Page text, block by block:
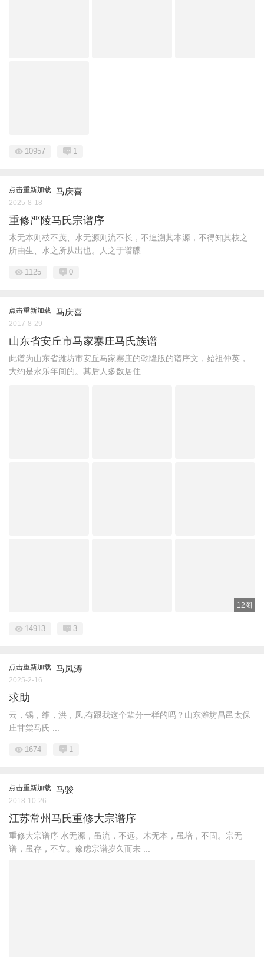
10957 1
点击重新加载 马庆喜
2025-8-18
重修严陵马氏宗谱序
木无本则枝不茂、水无源则流不长，不追溯其本源，不得知其枝之
所由生、水之所从出也。人之于谱牒 ...
1125 0
点击重新加载 马庆喜
2017-8-29
山东省安丘市马家寨庄马氏族谱
此谱为山东省潍坊市安丘马家寨庄的乾隆版的谱序文，始祖仲英，
大约是永乐年间的。其后人多数居住 ...
12图
14913 3
点击重新加载 马凤涛
2025-2-16
求助
云，锡，维，洪，凤,有跟我这个辈分一样的吗？山东潍坊昌邑太保
庄甘棠马氏 ...
1674 1
点击重新加载 马骏
2018-10-26
江苏常州马氏重修大宗谱序
重修大宗谱序 水无源，虽流，不远。木无本，虽培，不固。宗无
谱，虽存，不立。豫虑宗谱岁久而未 ...